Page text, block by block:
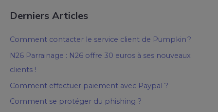
Derniers Articles
Comment contacter le service client de Pumpkin ?
N26 Parrainage : N26 offre 30 euros à ses nouveaux
clients !
Comment effectuer paiement avec Paypal ?
Comment se protéger du phishing ?